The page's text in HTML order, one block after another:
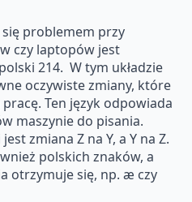
problemem przy
czy laptopów jest
214. W tym układzie
oczywiste zmiany, które
Ten język odpowiada
maszynie do pisania.
zmiana Z na Y, a Y na Z.
polskich znaków, a
otrzymuje się, np. æ czy